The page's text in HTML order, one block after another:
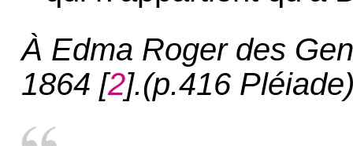
À Edma Roger des
1864 [2].(p.416